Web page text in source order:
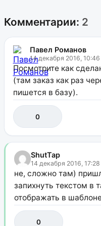
Комментарии: 2
Павел Романов
14 декабря 2016, 10:46
Посмотрите как
(там заказ как раз
пишется в базу).
0
ShutTap
14 декабря 2016, 17:28
не, сложно там)
запихнуть текстом в
отображать в
0